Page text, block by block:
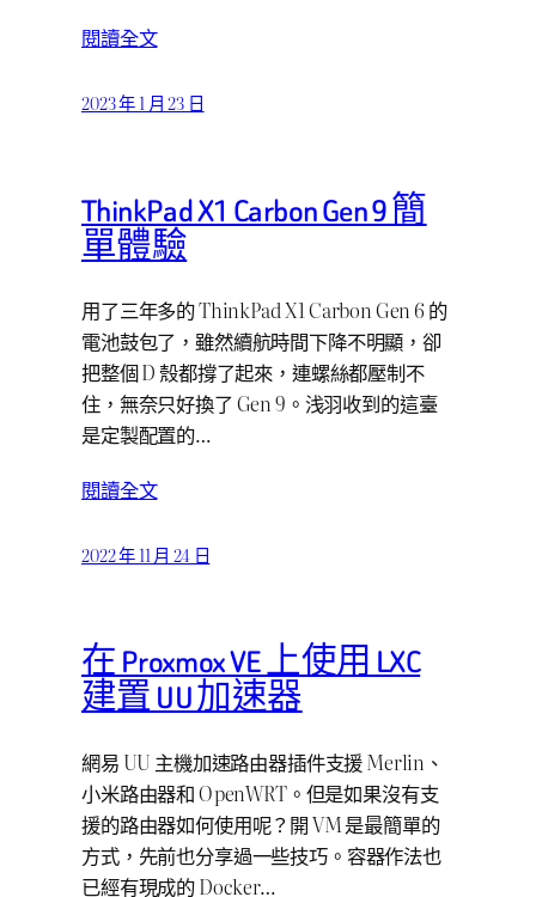
閱讀全文
2023 年 1 月 23 日
ThinkPad X1 Carbon Gen 9 簡
單體驗
用了三年多的 ThinkPad X1 Carbon Gen 6 的
電池鼓包了，雖然續航時間下降不明顯，卻
把整個 D 殼都撐了起來，連螺絲都壓制不
住，無奈只好換了 Gen 9。浅羽收到的這臺
是定製配置的…
閱讀全文
2022 年 11 月 24 日
在 Proxmox VE 上使用 LXC
建置 UU 加速器
網易 UU 主機加速路由器插件支援 Merlin、
小米路由器和 OpenWRT。但是如果沒有支
援的路由器如何使用呢？開 VM 是最簡單的
方式，先前也分享過一些技巧。容器作法也
已經有現成的 Docker…